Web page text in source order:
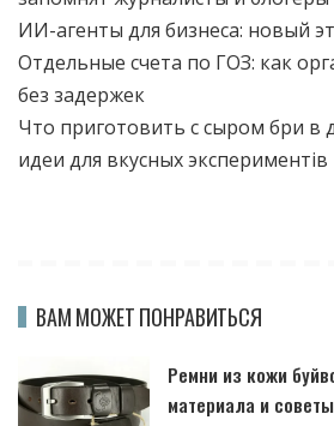
ИИ-агенты для бизнеса: новый
Отдельные счета по ГОЗ: как
без задержек
Что приготовить с сыром бри в
идеи для вкусных экспериментів
ВАМ МОЖЕТ ПОНРАВИТЬСЯ
Ремни из кожи
материала и